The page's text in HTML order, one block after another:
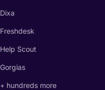
Dixa
Freshdesk
Help Scout
Gorgias
+ hundreds more